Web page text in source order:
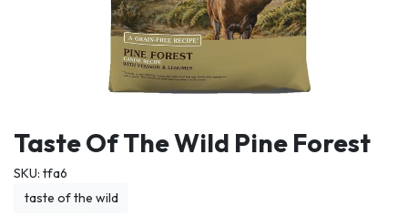
Taste Of The Wild Pine Forest
SKU: tfa6
taste of the wild